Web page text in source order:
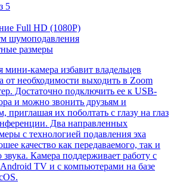
5
Full HD (1080P)
шумоподавления
размеры
мини-камера избавит владельцев
от необходимости выходить в Zoom
Достаточно подключить ее к USB-
и можно звонить друзьям и
приглашая их поболтать с глазу на глаз
Два направленных
с технологией подавления эха
качество как передаваемого, так и
Камера поддерживает работу с
TV и с компьютерами на базе